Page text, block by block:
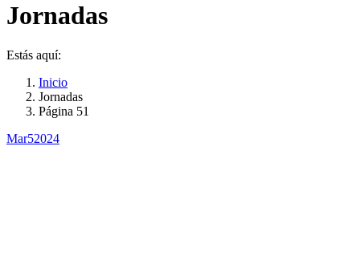
Jornadas
Estás aquí:
Inicio
Jornadas
Página 51
Mar52024